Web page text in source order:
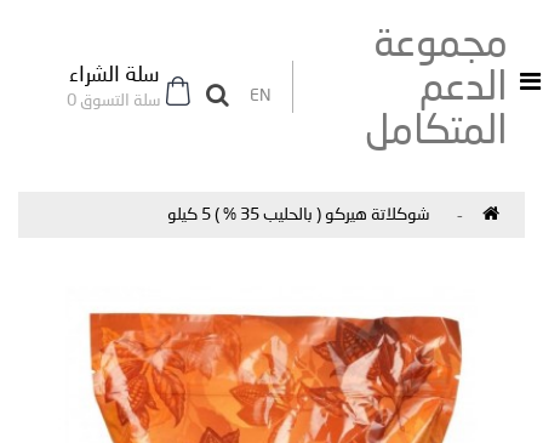
مجموعة
الدعم
المتكامل
EN
سلة الشراء
شوكلاتة هيركو ( بالحليب 35 % ) 5 كيلو